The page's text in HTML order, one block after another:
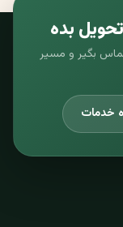
بده
بگیر و مسیر
خدمات